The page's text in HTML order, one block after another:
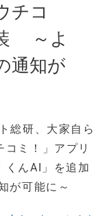
チコ
～よ
通知が
総研、大家自ら
ミ！」アプリ
くんAI」を追加
が可能に～